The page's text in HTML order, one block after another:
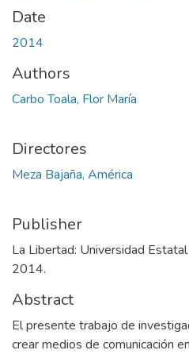
Date
2014
Authors
Carbo Toala, Flor María
Directores
Meza Bajaña, América
Publisher
La Libertad: Universidad
2014.
Abstract
El presente trabajo de
crear medios de comunicación